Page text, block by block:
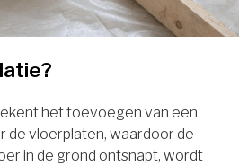
het toevoegen van een
de vloerplaten, waardoor de
in de grond ontsnapt, wordt